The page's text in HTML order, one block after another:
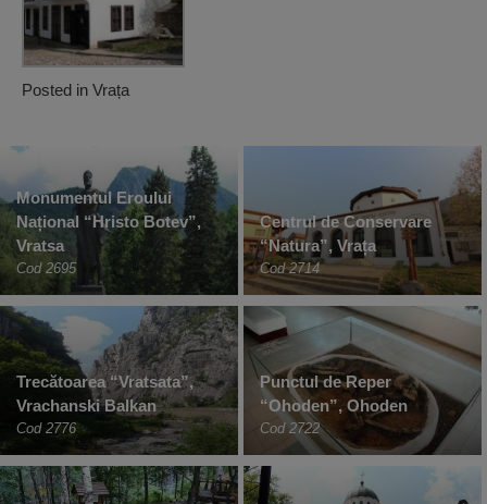
Posted in Vrața
Monumentul Eroului
Național “Hristo Botev”,
Vratsa
Cod 2695
Centrul de Conservare
“Natura”, Vrața
Cod 2714
Trecătoarea “Vratsata”,
Vrachanski Balkan
Cod 2776
Punctul de Reper
“Ohoden”, Ohoden
Cod 2722